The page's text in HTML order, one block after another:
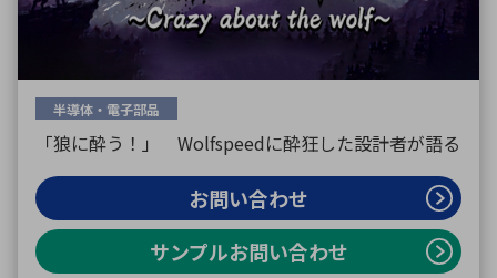
半導体・電子部品
「狼に酔う！」 Wolfspeedに酔狂した設計者が語る
お問い合わせ
サンプルお問い合わせ